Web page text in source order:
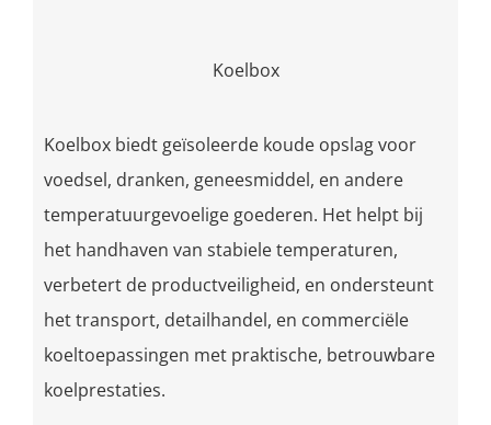
Koelbox
Koelbox biedt geïsoleerde koude opslag voor
voedsel, dranken, geneesmiddel, en andere
temperatuurgevoelige goederen. Het helpt bij
het handhaven van stabiele temperaturen,
verbetert de productveiligheid, en ondersteunt
het transport, detailhandel, en commerciële
koeltoepassingen met praktische, betrouwbare
koelprestaties.